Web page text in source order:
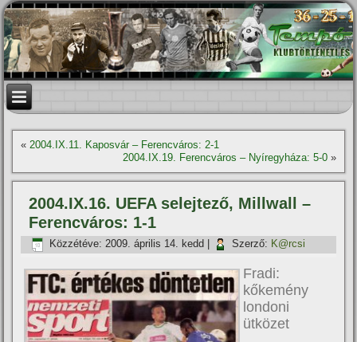
«2004.IX.11. Kaposvár – Ferencváros: 2-1
2004.IX.19. Ferencváros – Nyí­regyháza: 5-0»
2004.IX.16. UEFA selejtező, Millwall –
Ferencváros: 1-1
Közzétéve: 2009. április 14. kedd Szerző: K@rcsi
Fradi:
kőkemény
londoni
ütközet